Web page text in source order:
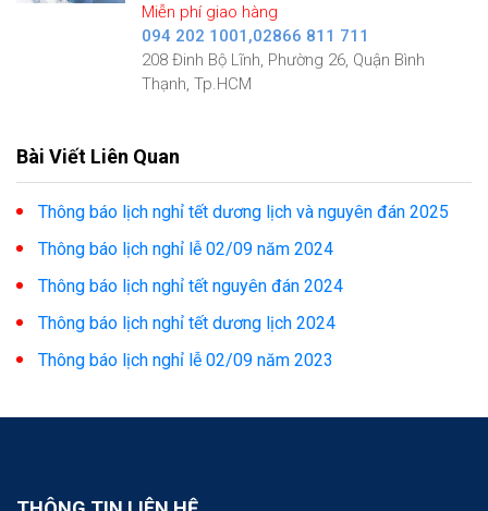
Miễn phí giao hàng
094 202 1001,02866 811 711
208 Đinh Bộ Lĩnh, Phường 26, Quận Bình
Thạnh, Tp.HCM
Bài Viết Liên Quan
Thông báo lịch nghỉ tết dương lịch và nguyên đán 2025
Thông báo lịch nghỉ lễ 02/09 năm 2024
Thông báo lịch nghỉ tết nguyên đán 2024
Thông báo lịch nghỉ tết dương lịch 2024
Thông báo lịch nghỉ lễ 02/09 năm 2023